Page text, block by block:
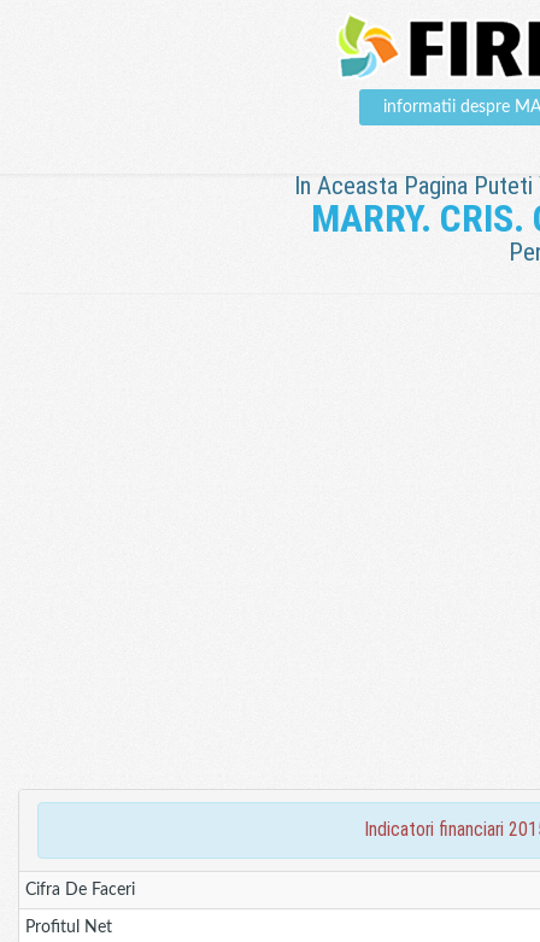
informatii despre
In Aceasta Pagina
MARRY.
indicatori financiari
Cifra De Faceri
Profitul Net